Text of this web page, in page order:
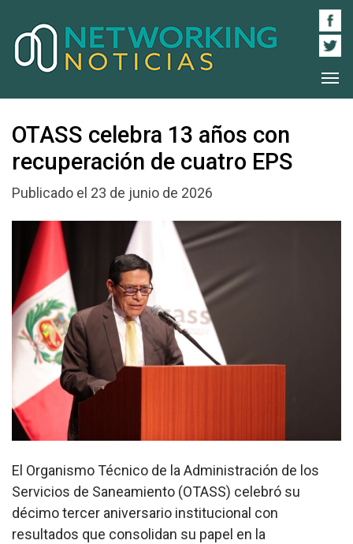
OTASS celebra 13 años con
recuperación de cuatro EPS
Publicado el 23 de junio de 2026
El Organismo Técnico de la Administración de los
Servicios de Saneamiento (OTASS) celebró su
décimo tercer aniversario institucional con
resultados que consolidan su papel en la